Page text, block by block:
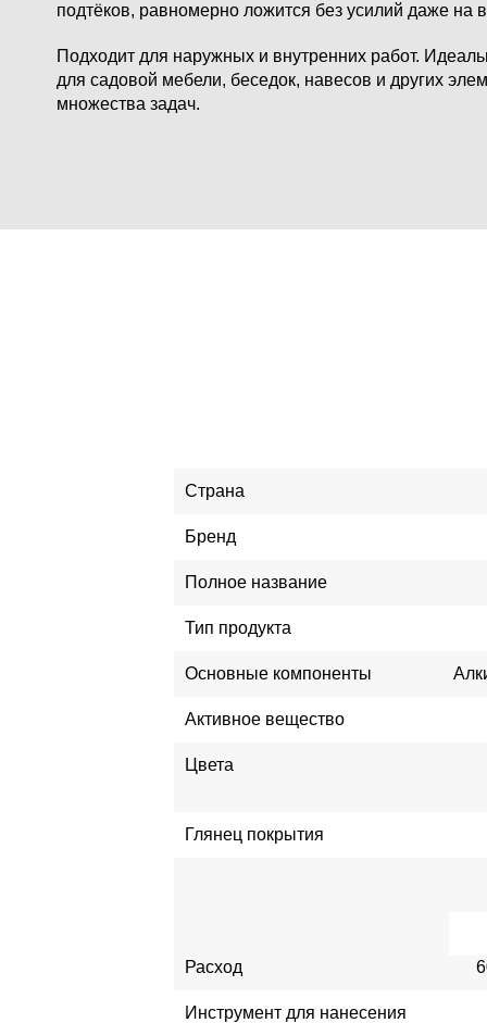
подтёков, равномерно ложится без усилий даже на
Подходит для наружных и внутренних работ.
для садовой мебели, беседок, навесов и других
множества задач.
Страна
Бренд
Полное название
Тип продукта
Основные компоненты
Активное вещество
Цвета
Глянец покрытия
Расход
Инструмент для нанесения